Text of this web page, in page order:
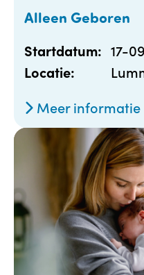
Alleen Geboren
Startdatum: 17-
Locatie:
Meer informatie